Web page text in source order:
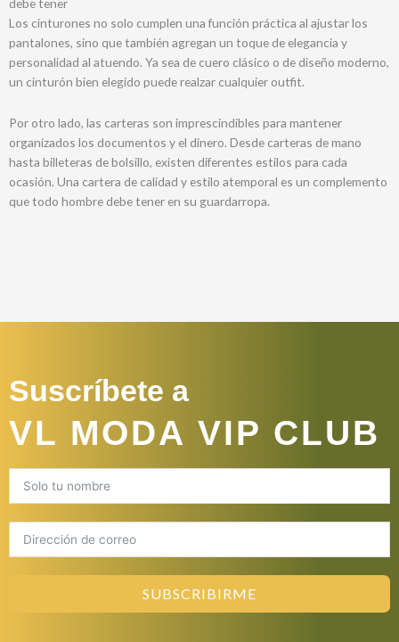
debe tener
Los cinturones no solo cumplen una función práctica al ajustar los
pantalones, sino que también agregan un toque de elegancia y
personalidad al atuendo. Ya sea de cuero clásico o de diseño moderno,
un cinturón bien elegido puede realzar cualquier outfit.
Por otro lado, las carteras son imprescindibles para mantener
organizados los documentos y el dinero. Desde carteras de mano
hasta billeteras de bolsillo, existen diferentes estilos para cada
ocasión. Una cartera de calidad y estilo atemporal es un complemento
que todo hombre debe tener en su guardarropa.
Suscríbete a
VL MODA VIP CLUB
SUBSCRIBIRME